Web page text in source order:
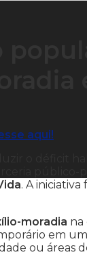
aqui!
. A
moradia na
em
ou áreas